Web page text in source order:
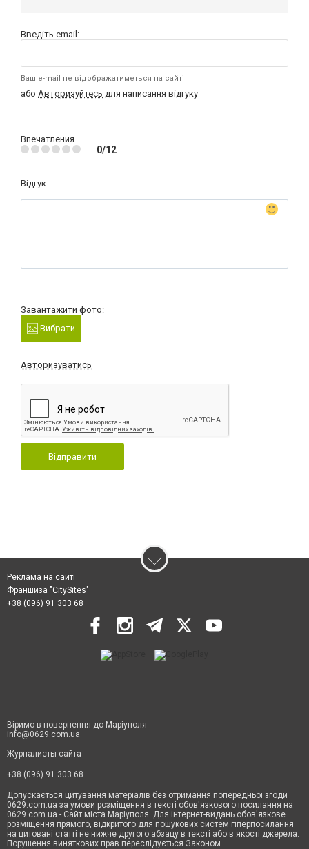
Введіть email:
Ваш e-mail не відображатиметься на сайті
або Авторизуйтесь для написання відгуку
Впечатления
0/12
Відгук:
Завантажити фото:
Вибрати
Авторизуватись
Відправити
Реклама на сайті
Франшиза "CitySites"
+38 (096) 91 303 68
Віримо в повернення до Маріуполя
info@0629.com.ua
Журналисты сайта
+38 (096) 91 303 68
Допускається цитування матеріалів без отримання попередньої згоди
0629.com.ua за умови розміщення в тексті обов'язкового посилання на
0629.com.ua - Сайт міста Маріуполя. Для інтернет-видань обов'язкове
розміщення прямого, відкритого для пошукових систем гіперпосилання
на цитовані статті не нижче другого абзацу в тексті або в якості джерела.
Порушення виняткових прав переслідується Законом.